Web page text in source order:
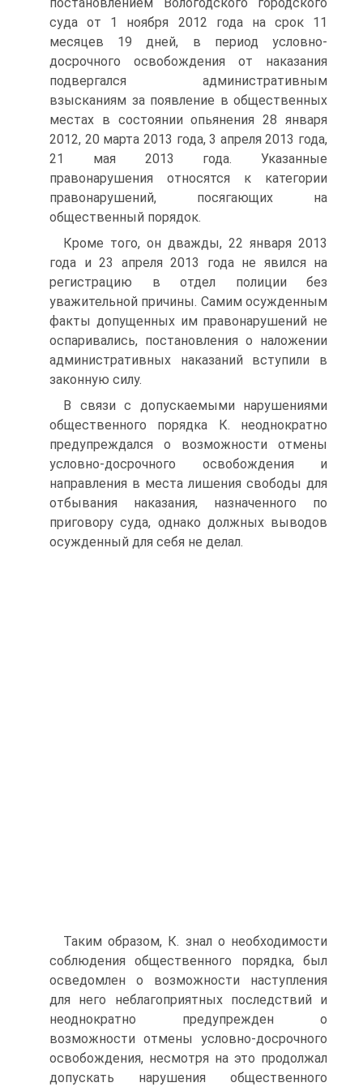
постановлением Вологодского городского
суда от 1 ноября 2012 года на срок 11
месяцев 19 дней, в период условно-
досрочного освобождения от наказания
подвергался административным
взысканиям за появление в общественных
местах в состоянии опьянения 28 января
2012, 20 марта 2013 года, 3 апреля 2013 года,
21 мая 2013 года. Указанные
правонарушения относятся к категории
правонарушений, посягающих на
общественный порядок.
Кроме того, он дважды, 22 января 2013
года и 23 апреля 2013 года не явился на
регистрацию в отдел полиции без
уважительной причины. Самим осужденным
факты допущенных им правонарушений не
оспаривались, постановления о наложении
административных наказаний вступили в
законную силу.
В связи с допускаемыми нарушениями
общественного порядка К. неоднократно
предупреждался о возможности отмены
условно-досрочного освобождения и
направления в места лишения свободы для
отбывания наказания, назначенного по
приговору суда, однако должных выводов
осужденный для себя не делал.
Таким образом, К. знал о необходимости
соблюдения общественного порядка, был
осведомлен о возможности наступления
для него неблагоприятных последствий и
неоднократно предупрежден о
возможности отмены условно-досрочного
освобождения, несмотря на это продолжал
допускать нарушения общественного